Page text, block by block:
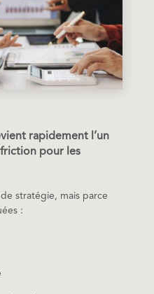
rapidement l’un
pour les
stratégie, mais parce
: